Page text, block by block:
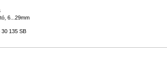
6...29mm
30 135 SB